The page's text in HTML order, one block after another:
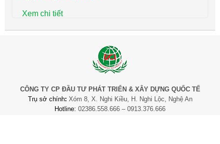
Xem chi tiết
CÔNG TY CP ĐẦU TƯ PHÁT TRIỂN & XÂY DỰNG QUỐC TẾ
Trụ sở chính: Xóm 8, X. Nghi Kiều, H. Nghi Lộc, Nghệ An
Hotline: 02386.558.666 – 0913.376.666